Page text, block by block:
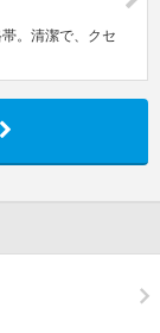
。清潔で、クセ